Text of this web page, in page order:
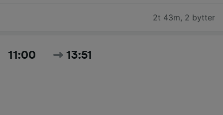
2t 43m, 2 bytter
11:00 13:51